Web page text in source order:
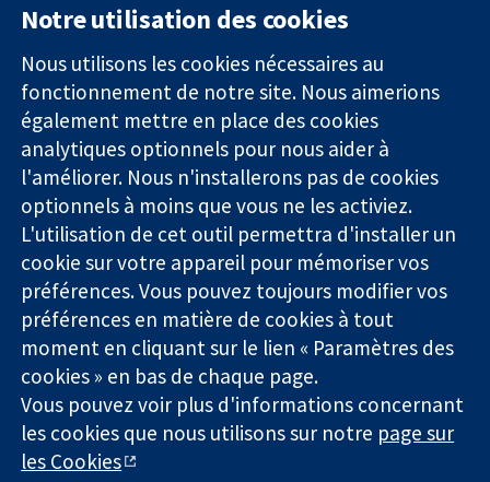
Des données
probantes.
Des décisions
éclairées.
Une meilleure
santé.
11-13 Cavendish
Square
Londres
W1G0AN
Royaume-Uni
nous
Actualités
Service de
presse
Qui sommes-
nous
Offres
d'emploi
Library
La Collaboration Cochrane est une association caritative (n°
1045921) et une société à responsabilité limitée par garantie (n°
03044323) enregistrée en Angleterre et au Pays de Galles. Numéro
de TVA : GB 718 2127 49.
Copyright © 2026 The Cochrane Collaboration
Notre utilisation des cookies
Nous utilisons les cookies nécessaires au
fonctionnement de notre site. Nous aimerions
également mettre en place des cookies
analytiques optionnels pour nous aider à
l'améliorer. Nous n'installerons pas de cookies
optionnels à moins que vous ne les activiez.
L'utilisation de cet outil permettra d'installer un
cookie sur votre appareil pour mémoriser vos
préférences. Vous pouvez toujours modifier vos
préférences en matière de cookies à tout
moment en cliquant sur le lien « Paramètres des
cookies » en bas de chaque page.
Vous pouvez voir plus d'informations concernant
les cookies que nous utilisons sur notre page sur
les Cookies